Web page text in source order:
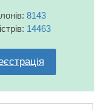
8143
14463